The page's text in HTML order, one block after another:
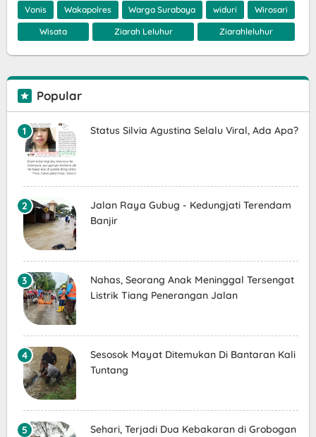
Vonis Wakapolres Warga Surabaya widuri Wirosari
Wisata Ziarah Leluhur Ziarahleluhur
Popular
Status Silvia Agustina Selalu Viral, Ada Apa?
Jalan Raya Gubug - Kedungjati Terendam
Banjir
Nahas, Seorang Anak Meninggal Tersengat
Listrik Tiang Penerangan Jalan
Sesosok Mayat Ditemukan Di Bantaran Kali
Tuntang
Sehari, Terjadi Dua Kebakaran di Grobogan